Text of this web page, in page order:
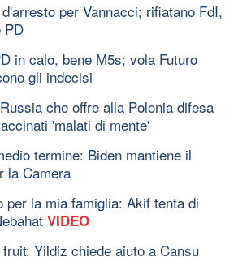
per Vannacci; rifiatano FdI,
PD
in calo, bene M5s; vola Futuro
gli indecisi
che offre alla Polonia difesa
'malati di mente'
termine: Biden mantiene il
la Camera
per la mia famiglia: Akif tenta di
VIDEO
Yildiz chiede aiuto a Cansu